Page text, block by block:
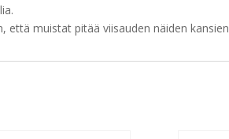
että muistat pitää viisauden näiden